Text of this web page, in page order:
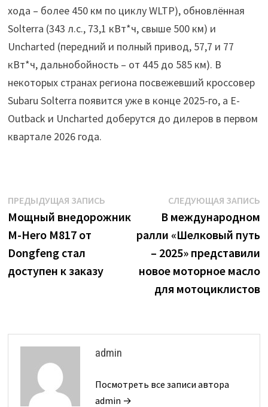
хода – более 450 км по циклу WLTP), обновлённая
Solterra (343 л.с., 73,1 кВт*ч, свыше 500 км) и
Uncharted (передний и полный привод, 57,7 и 77
кВт*ч, дальнобойность – от 445 до 585 км). В
некоторых странах региона посвежевший кроссовер
Subaru Solterra появится уже в конце 2025-го, а E-
Outback и Uncharted доберутся до дилеров в первом
квартале 2026 года.
Навигация
по
записям
ПРЕДЫДУЩАЯ ЗАПИСЬПредыдущая
запись:
Мощный внедорожник
M-Hero M817 от
Dongfeng стал
доступен к заказу
СЛЕДУЮЩАЯ ЗАПИСЬ
В международном
ралли «Шелковый путь
– 2025» представили
новое моторное масло
для мотоциклистов
admin
Посмотреть все записи автора
admin →